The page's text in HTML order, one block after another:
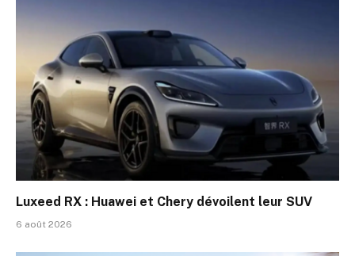
Luxeed RX : Huawei et Chery dévoilent leur SUV
6 août 2026